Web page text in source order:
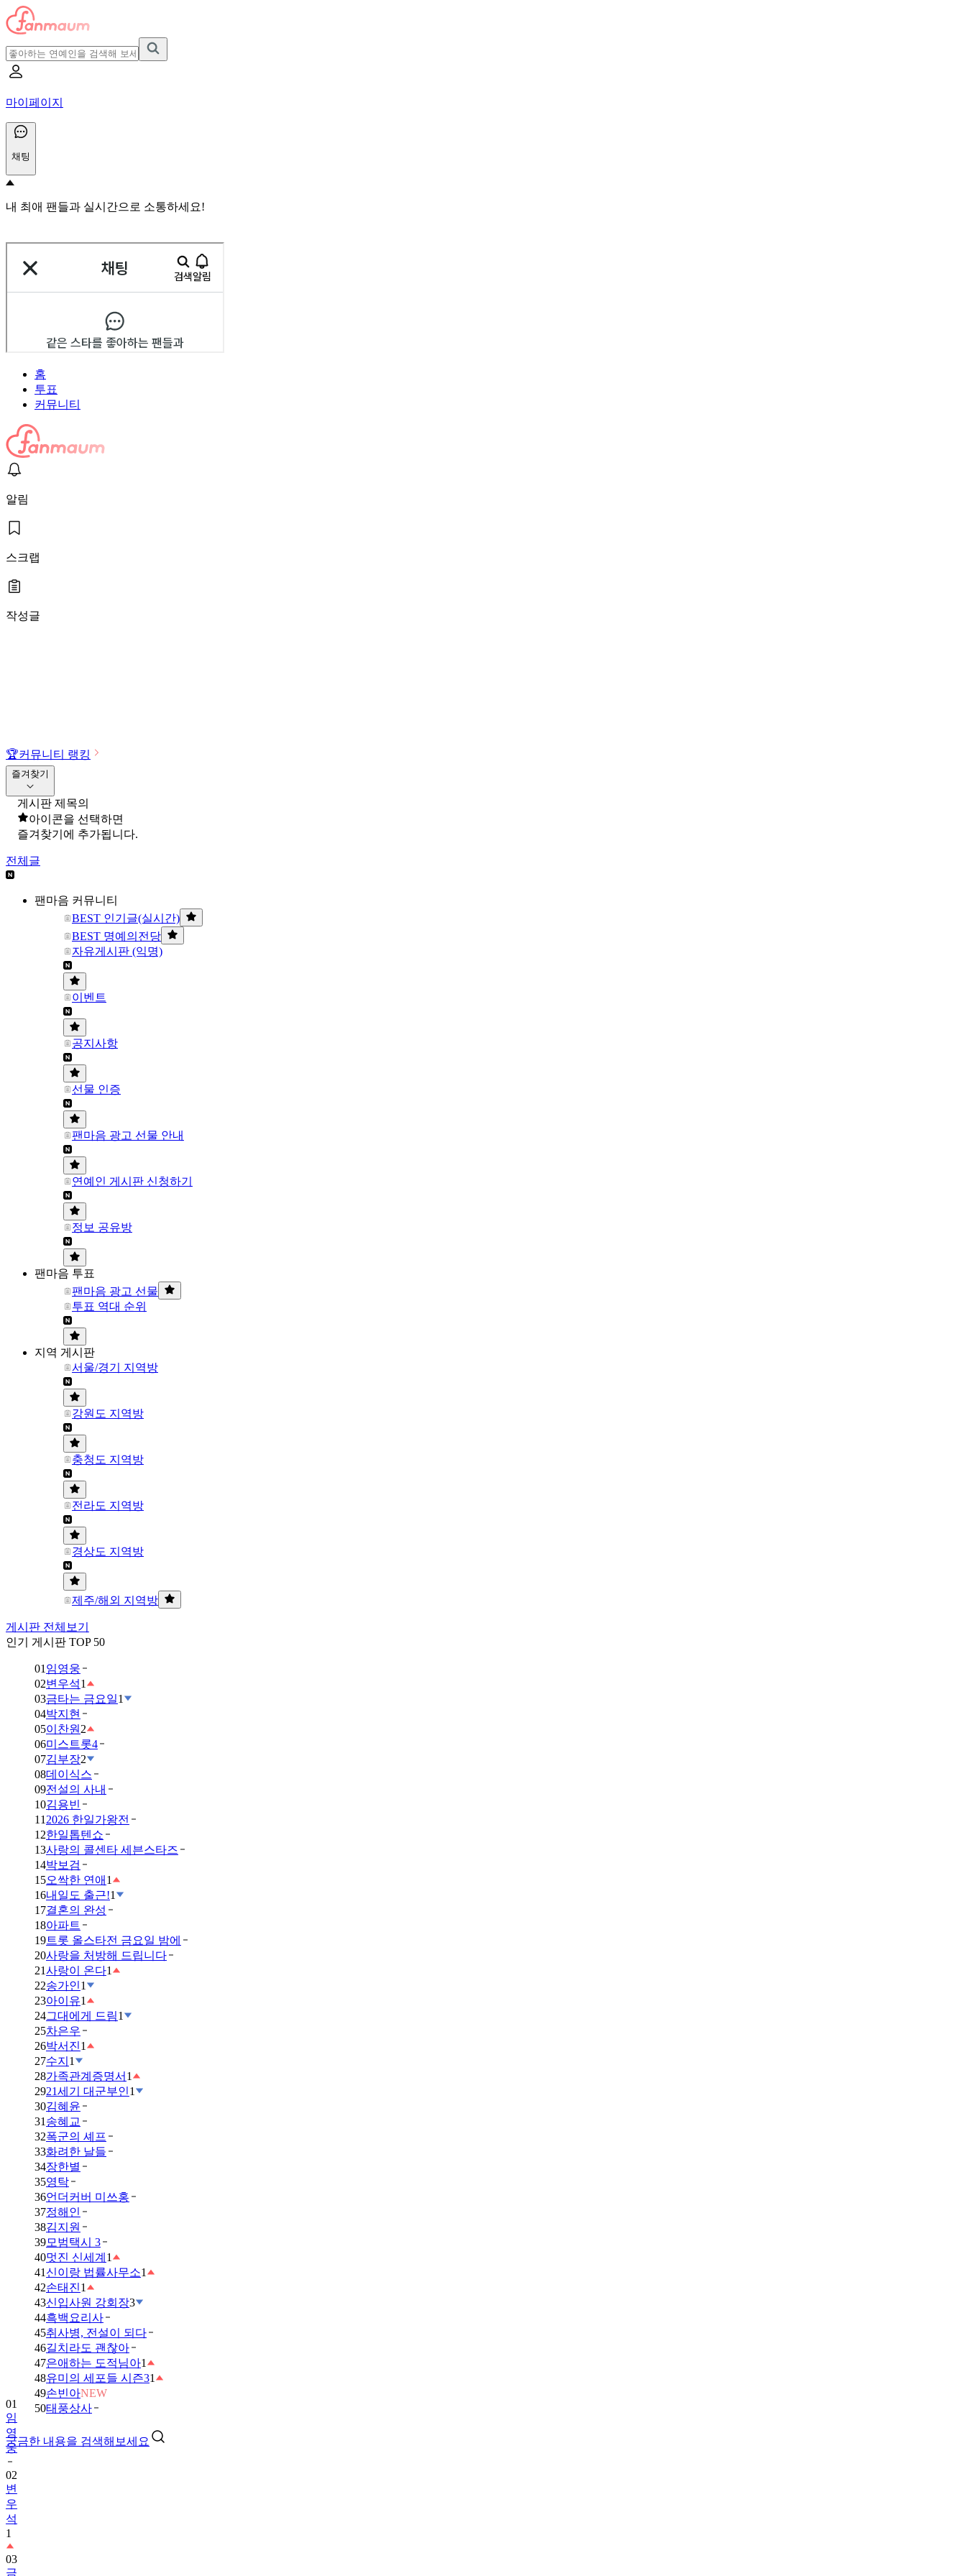
마이페이지
채팅
내 최애 팬들과 실시간으로 소통하세요!
홈
투표
커뮤니티
알림
스크랩
작성글
🏆커뮤니티 랭킹
즐겨찾기
게시판 제목의
아이콘을 선택하면
즐겨찾기에 추가됩니다.
전체글
팬마음 커뮤니티
BEST 인기글(실시간)
BEST 명예의전당
자유게시판 (익명)
이벤트
공지사항
선물 인증
팬마음 광고 선물 안내
연예인 게시판 신청하기
정보 공유방
팬마음 투표
팬마음 광고 선물
투표 역대 순위
지역 게시판
서울/경기 지역방
강원도 지역방
충청도 지역방
전라도 지역방
경상도 지역방
제주/해외 지역방
게시판 전체보기
인기 게시판 TOP 50
01 임영웅
02변우석1
03금타는 금요일1
04박지현
05이찬원 2
06미스트롯4
07김부장2
08데이식스
09전설의 사내
10김용빈
11 2026 한일가왕전
12한일톱텐쇼
13사랑의 콜센타 세븐스타즈
14박보검
15오싹한 연애 1
16내일도 출근!1
17결혼의 완성
18아파트
19트롯 올스타전 금요일 밤에
20사랑을 처방해 드립니다
21사랑이 온다1
22송가인1
23아이유1
24그대에게 드림1
25차은우
26박서진1
27수지 1
28가족관계증명서 1
2921세기 대군부인1
30김혜윤
31 송혜교
32폭군의 셰프
33화려한 날들
34장한별
35영탁
36언더커버 미쓰홍
37정해인
38김지원
39모범택시 3
40멋진 신세계 1
41 신이랑 법률사무소1
42손태진1
43신입사원 강회장3
44흑백요리사
45취사병, 전설이 되다
46길치라도 괜찮아
47은애하는 도적님아1
48유미의 세포들 시즌31
49손빈아NEW
50태풍상사
궁금한 내용을 검색해보세요
01
임
영
웅
02
변
우
석
1
03
금